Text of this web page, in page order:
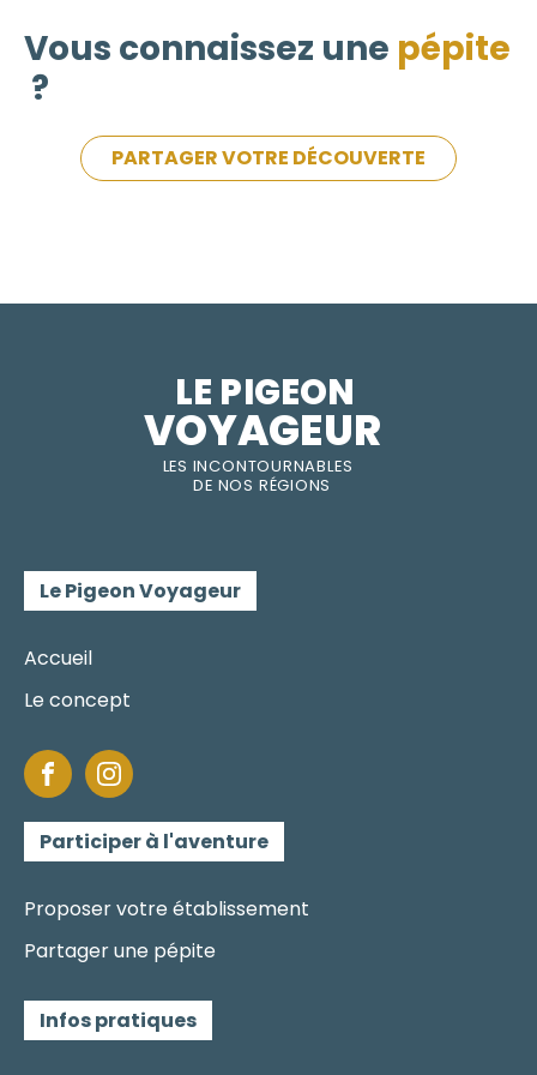
Vous connaissez une pépite
?
PARTAGER VOTRE DÉCOUVERTE
LES INCONTOURNABLES
DE NOS RÉGIONS
LE PIGEON
VOYAGEUR
Le Pigeon Voyageur
Accueil
Le concept
Participer à l'aventure
Proposer votre établissement
Partager une pépite
Infos pratiques